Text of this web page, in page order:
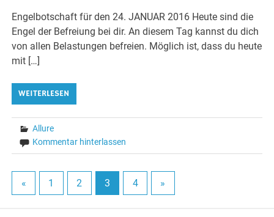
Engelbotschaft für den 24. JANUAR 2016 Heute sind die
Engel der Befreiung bei dir. An diesem Tag kannst du dich
von allen Belastungen befreien. Möglich ist, dass du heute
mit […]
WEITERLESEN
Allure
Kommentar hinterlassen
« 1 2 3 4 »